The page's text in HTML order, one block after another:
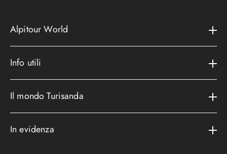
Alpitour World
AWARD
Area riservata
Convenzioni
Info utili
Metodi di pagamento
Il mondo Turisanda
In evidenza